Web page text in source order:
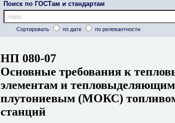
Поиск по ГОСТам и стандартам
Сортировать по дате по релевантности
НП 080-07
Основные требования к
элементам и
плутониевым (МОКС)
станций